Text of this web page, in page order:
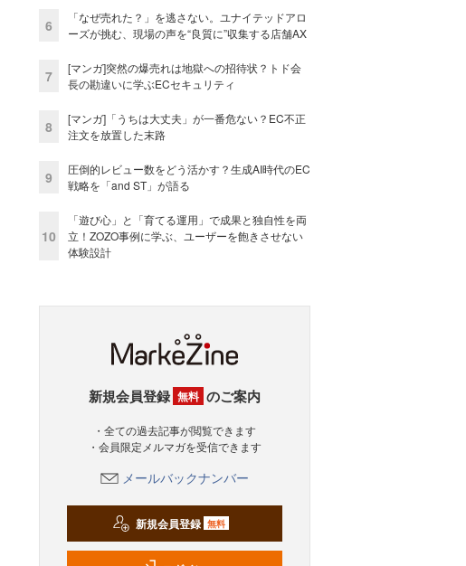
6
「なぜ売れた？」を逃さない。ユナイテッドアロ
ーズが挑む、現場の声を“良質に”収集する店舗AX
7
[マンガ]突然の爆売れは地獄への招待状？トド会
長の勘違いに学ぶECセキュリティ
8
[マンガ]「うちは大丈夫」が一番危ない？EC不正
注文を放置した末路
9
圧倒的レビュー数をどう活かす？生成AI時代のEC
戦略を「and ST」が語る
10
「遊び心」と「育てる運用」で成果と独自性を両
立！ZOZO事例に学ぶ、ユーザーを飽きさせない
体験設計
新規会員登録 無料 のご案内
・全ての過去記事が閲覧できます
・会員限定メルマガを受信できます
メールバックナンバー
新規会員登録 無料